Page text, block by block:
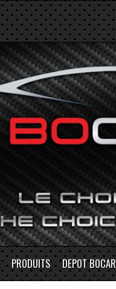
PRODUITS DEPOT BOCAR